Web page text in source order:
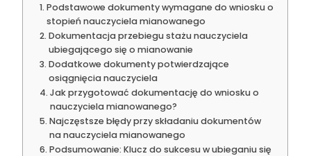
Podstawowe dokumenty wymagane do wniosku o
stopień nauczyciela mianowanego
Dokumentacja przebiegu stażu nauczyciela
ubiegającego się o mianowanie
Dodatkowe dokumenty potwierdzające
osiągnięcia nauczyciela
Jak przygotować dokumentację do wniosku o
nauczyciela mianowanego?
Najczęstsze błędy przy składaniu dokumentów
na nauczyciela mianowanego
Podsumowanie: Klucz do sukcesu w ubieganiu się